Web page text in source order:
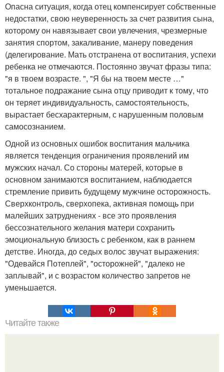
Опасна ситуация, когда отец компенсирует собственные
недостатки, свою неуверенность за счет развития сына,
которому он навязывает свои увлечения, чрезмерные
занятия спортом, закаливание, манеру поведения
(делегирование. Мать отстранена от воспитания, успехи
ребенка не отмечаются. Постоянно звучат фразы типа:
"я в твоем возрасте. ", "Я бы на твоем месте …"
тотальное подражание сына отцу приводит к тому, что
он теряет индивидуальность, самостоятельность,
вырастает бесхарактерным, с нарушенным половым
самосознанием.
Одной из основных ошибок воспитания мальчика
является тенденция ограничения проявлений им
мужских начал. Со стороны матерей, которые в
основном занимаются воспитанием, наблюдается
стремление привить будущему мужчине осторожность.
Сверхконтроль, сверхопека, активная помощь при
малейших затруднениях - все это проявления
бессознательного желания матери сохранить
эмоциональную близость с ребенком, как в раннем
детстве. Иногда, до седых волос звучат выражения:
"Одевайся Потеплей", "осторожней", "далеко не
заплывай", и с возрастом количество запретов не
уменьшается.
Читайте также